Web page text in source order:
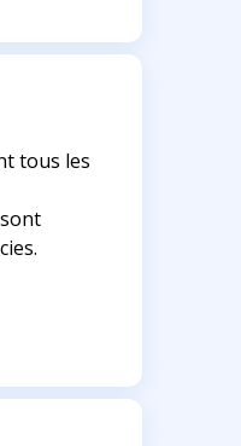
tous les